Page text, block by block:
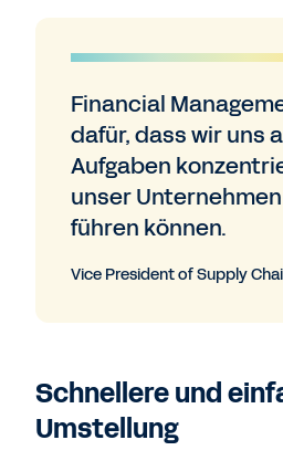
Financial
dafür, dass wir uns
Aufgaben
unser
führen können.
Vice President of Supply
Schnellere und
Umstellung